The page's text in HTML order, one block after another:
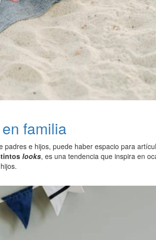
familia
e hijos, puede haber espacio para
looks, es una tendencia que inspira en